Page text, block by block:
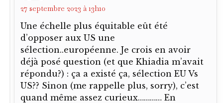
27 septembre 2023 à 13h10
Une échelle plus équitable eût été
d’opposer aux US une
sélection..européenne. Je crois en avoir
déjà posé question (et que Khiadia m’avait
répondu?) : ça a existé ça, sélection EU Vs
US?? Sinon (me rappelle plus, sorry), c’est
quand même assez curieux………… En